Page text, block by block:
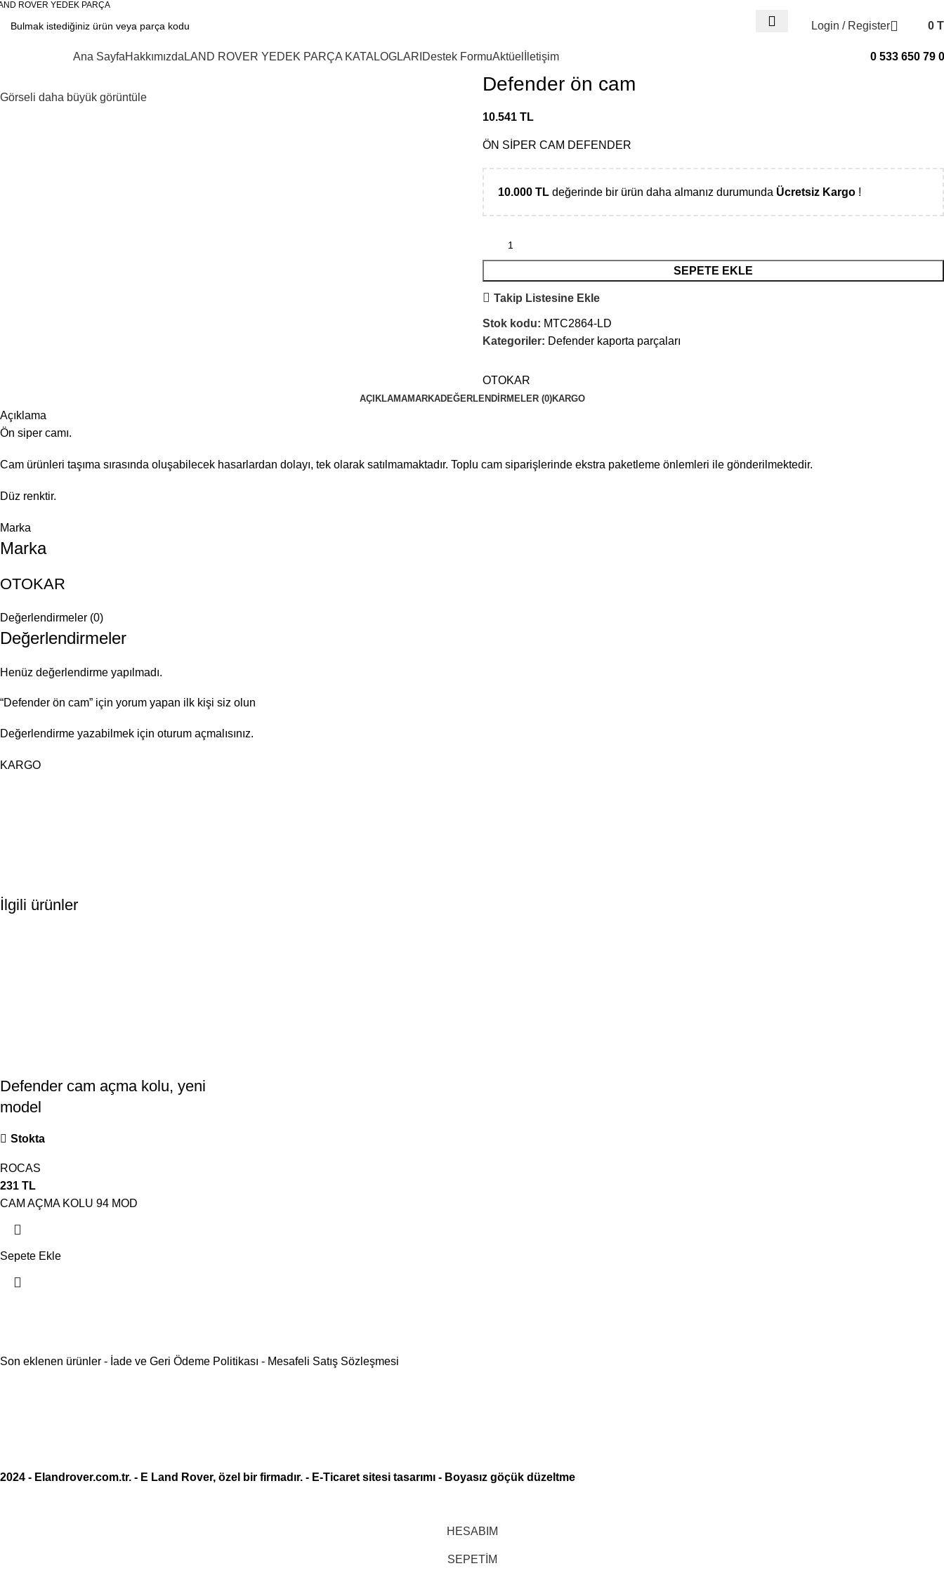
ROVER YEDEK PARÇA
Login / Register 0
Ana SayfaHakkımızda LAND ROVER YEDEK PARÇA KATALOGLARI Destek FormuAktüel İletişim 0 533 650 79
Görseli daha büyük görüntüle
Defender ön cam
10.541 TL
ÖN SİPER CAM DEFENDER
10.000 TL değerinde bir ürün daha almanız durumunda Ücretsiz Kargo !
SEPETE EKLE
Takip Listesine Ekle
Stok kodu: MTC2864-LD
Kategoriler: Defender kaporta parçaları
OTOKAR
AÇIKLAMAMARKADEĞERLENDIRMELER (0)KARGO
Açıklama
Ön siper camı.
Cam ürünleri taşıma sırasında oluşabilecek hasarlardan dolayı, tek olarak satılmamaktadır. Toplu cam siparişlerinde ekstra paketleme önlemleri ile gönderilmektedir.
Düz renktir.
Marka
Marka
OTOKAR
Değerlendirmeler (0)
Değerlendirmeler
Henüz değerlendirme yapılmadı.
“Defender ön cam” için yorum yapan ilk kişi siz olun
Değerlendirme yazabilmek için oturum açmalısınız.
KARGO
İlgili ürünler
Defender cam açma kolu, yeni
model
Stokta
ROCAS
231 TL
CAM AÇMA KOLU 94 MOD
Sepete Ekle
Son eklenen ürünler - İade ve Geri Ödeme Politikası - Mesafeli Satış Sözleşmesi
2024 - Elandrover.com.tr. - E Land Rover, özel bir firmadır. - E-Ticaret sitesi tasarımı - Boyasız göçük düzeltme
HESABIM
SEPETİM